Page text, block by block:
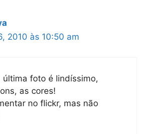
2010 às 10:50 am
última foto é lindíssimo,
as cores!
no flickr, mas não